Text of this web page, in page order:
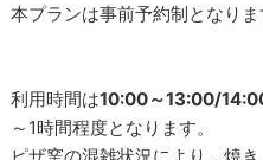
本プランは事前予約制となりま
利用時間は10:00～13:00/
～1時間程度となります。